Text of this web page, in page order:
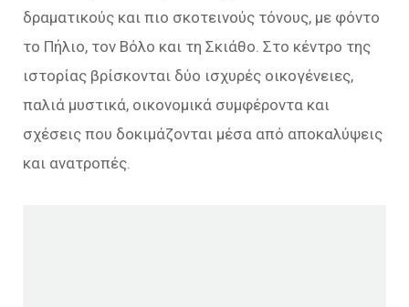
δραματικούς και πιο σκοτεινούς τόνους, με φόντο
το Πήλιο, τον Βόλο και τη Σκιάθο. Στο κέντρο της
ιστορίας βρίσκονται δύο ισχυρές οικογένειες,
παλιά μυστικά, οικονομικά συμφέροντα και
σχέσεις που δοκιμάζονται μέσα από αποκαλύψεις
και ανατροπές.